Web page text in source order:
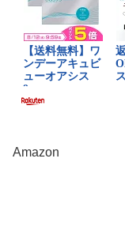
Amazon